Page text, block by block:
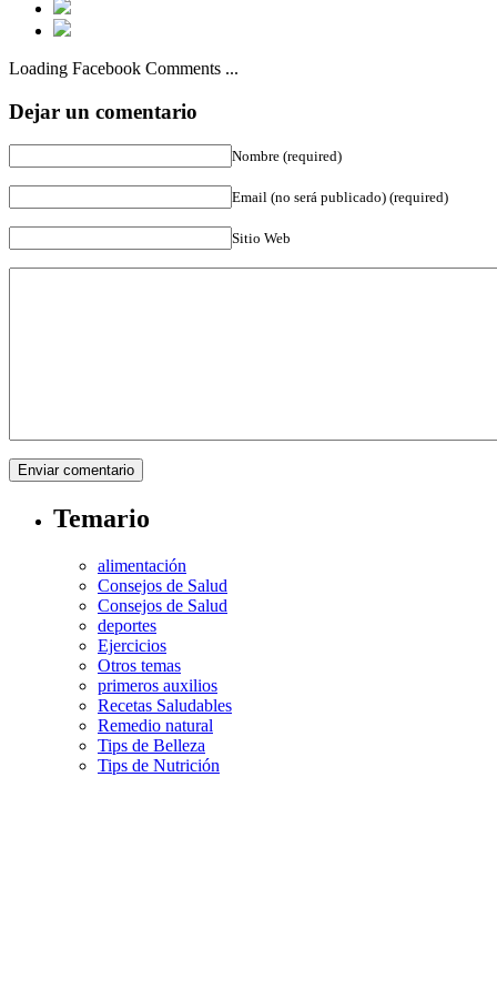
Loading Facebook Comments ...
Dejar un comentario
Nombre (required)
Email (no será publicado) (required)
Sitio Web
Temario
alimentación
Consejos de Salud
Consejos de Salud
deportes
Ejercicios
Otros temas
primeros auxilios
Recetas Saludables
Remedio natural
Tips de Belleza
Tips de Nutrición